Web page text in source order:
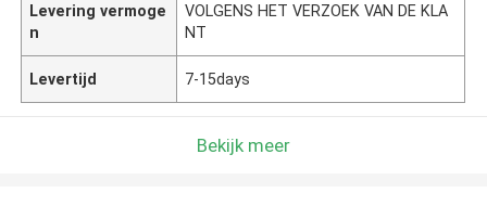
Levering vermoge
n
VOLGENS HET VERZOEK VAN DE KLA
NT
Levertijd 7-15days
Bekijk meer